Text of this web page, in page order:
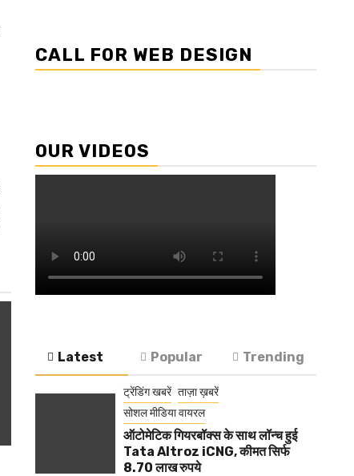
CALL FOR WEB DESIGN
OUR VIDEOS
Latest Popular Trending
ट्रेंडिंग खबरें ताज़ा ख़बरें
सोशल मीडिया वायरल
ऑटोमेटिक गियरबॉक्स के साथ लॉन्च हुई
Tata Altroz iCNG, कीमत सिर्फ
8.70 लाख रुपये